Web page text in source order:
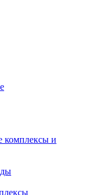
комплексы и